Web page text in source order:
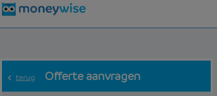
terug Offerte aanvragen